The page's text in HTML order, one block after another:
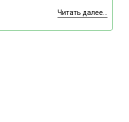
Читать далее...